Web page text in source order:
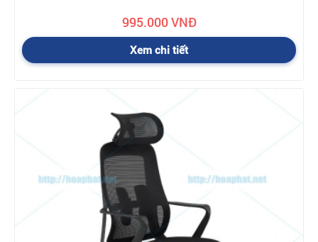
995.000 VNĐ
Xem chi tiết